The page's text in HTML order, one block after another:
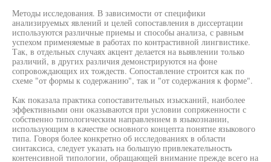
Методы исследования. В зависимости от специфики
анализируемых явлений и целей сопоставления в диссертации
используются различные приемы и способы анализа, с равным
успехом применяемые в работах по контрастивной лингвистике.
Так, в отдельных случаях акцент делается на выявлении только
различий, в других различия демонстрируются на фоне
сопровождающих их тождеств. Сопоставление строится как по
схеме "от формы к содержанию", так и "от содержания к форме".
Как показала практика сопоставительных изысканий, наиболее
эффективными они оказываются при условии сопряженности с
собственно типологическим направлением в языкознании,
использующим в качестве основного концепта понятие языкового
типа. Говоря более конкретно об исследованиях в области
синтаксиса, следует указать на большую привлекательность
контенсивной типологии, обращающей внимание прежде всего на